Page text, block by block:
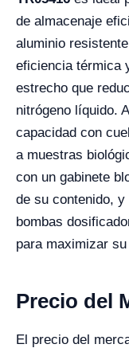
de almacenaje
aluminio
eficiencia térmica
estrecho que
nitrógeno líquido.
capacidad con
a muestras
con un gabinete
de su contenido,
bombas
para maximizar
Precio del
El precio del